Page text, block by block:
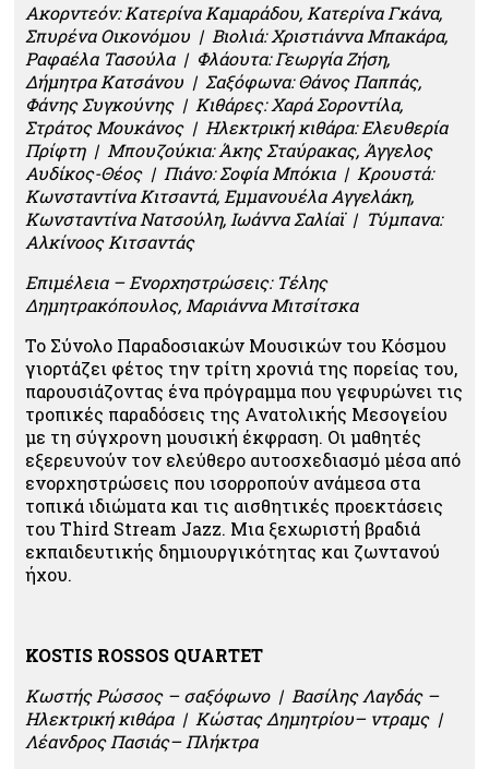
Ακορντεόν: Κατερίνα Καμαράδου, Κατερίνα Γκάνα,
Σπυρένα Οικονόμου | Βιολιά: Χριστιάννα Μπακάρα,
Ραφαέλα Τασούλα | Φλάουτα: Γεωργία Ζήση,
Δήμητρα Κατσάνου | Σαξόφωνα: Θάνος Παππάς,
Φάνης Συγκούνης | Κιθάρες: Χαρά Σοροντίλα,
Στράτος Μουκάνος | Ηλεκτρική κιθάρα: Ελευθερία
Πρίφτη | Μπουζούκια: Άκης Σταύρακας, Άγγελος
Αυδίκος-Θέος | Πιάνο: Σοφία Μπόκια | Κρουστά:
Κωνσταντίνα Κιτσαντά, Εμμανουέλα Αγγελάκη,
Κωνσταντίνα Νατσούλη, Ιωάννα Σαλίαϊ | Τύμπανα:
Αλκίνοος Κιτσαντάς
Επιμέλεια – Ενορχηστρώσεις: Τέλης
Δημητρακόπουλος, Μαριάννα Μιτσίτσκα
Το Σύνολο Παραδοσιακών Μουσικών του Κόσμου
γιορτάζει φέτος την τρίτη χρονιά της πορείας του,
παρουσιάζοντας ένα πρόγραμμα που γεφυρώνει τις
τροπικές παραδόσεις της Ανατολικής Μεσογείου
με τη σύγχρονη μουσική έκφραση. Οι μαθητές
εξερευνούν τον ελεύθερο αυτοσχεδιασμό μέσα από
ενορχηστρώσεις που ισορροπούν ανάμεσα στα
τοπικά ιδιώματα και τις αισθητικές προεκτάσεις
του Third Stream Jazz. Μια ξεχωριστή βραδιά
εκπαιδευτικής δημιουργικότητας και ζωντανού
ήχου.
KOSTIS ROSSOS QUARTET
Κωστής Ρώσσος – σαξόφωνο | Βασίλης Λαγδάς –
Ηλεκτρική κιθάρα | Κώστας Δημητρίου– ντραμς |
Λέανδρος Πασιάς– Πλήκτρα